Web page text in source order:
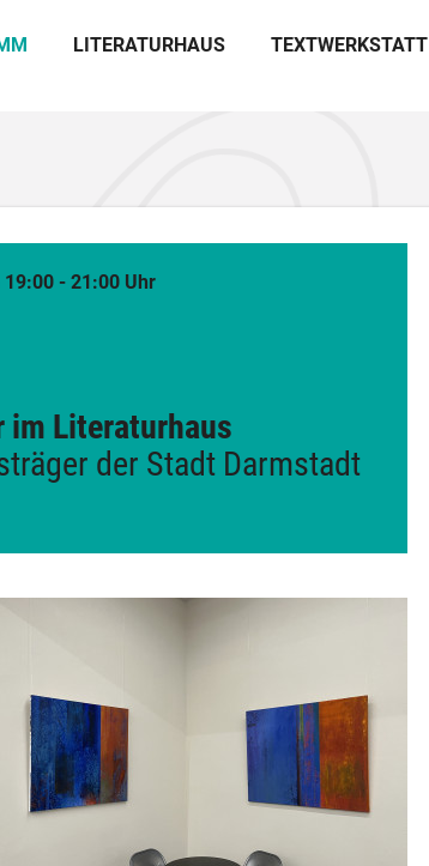
LITERATURHAUS TEXTWERKSTATT
- 21:00 Uhr
im Literaturhaus
der Stadt Darmstadt